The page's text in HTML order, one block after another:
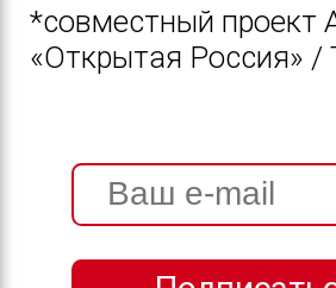
*совместный проект
«Открытая Россия» /